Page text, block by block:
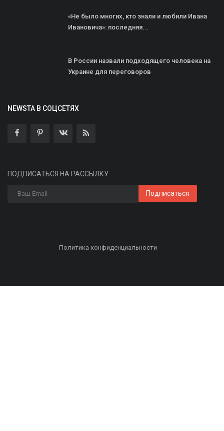
«Не было многих, кто знали и любили Ивана
Ивановича»: последняя...
В России назвали подходящего человека на
Украине для переговоров
NEWSTA В СОЦСЕТЯХ
ПОДПИСАТЬСЯ НА РАССЫЛКУ
Подписаться
Политика конфиденциальности